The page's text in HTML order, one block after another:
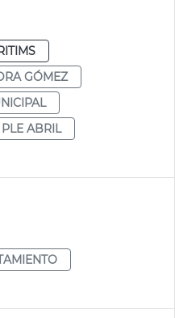
GÓMEZ
PLE ABRIL